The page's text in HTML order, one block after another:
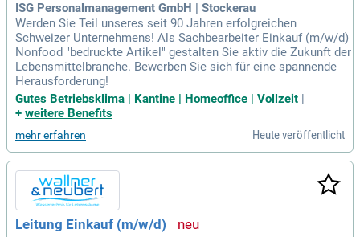
ISG Personalmanagement GmbH | Stockerau
Werden Sie Teil unseres seit 90 Jahren erfolgreichen
Schweizer Unternehmens! Als Sachbearbeiter Einkauf (m/w/d)
Nonfood "bedruckte Artikel" gestalten Sie aktiv die Zukunft der
Lebensmittelbranche. Bewerben Sie sich für eine spannende
Herausforderung!
Gutes Betriebsklima | Kantine | Homeoffice | Vollzeit |
+ weitere Benefits
mehr erfahren Heute veröffentlicht
Leitung Einkauf (m/w/d)